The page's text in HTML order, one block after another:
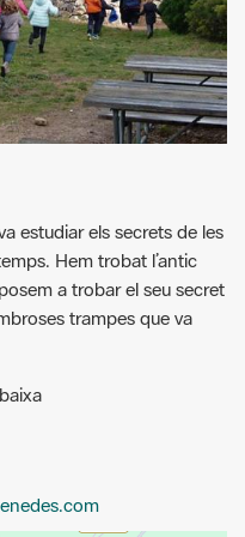
estudiar els secrets de les
a trobar el seu secret
trampes que va